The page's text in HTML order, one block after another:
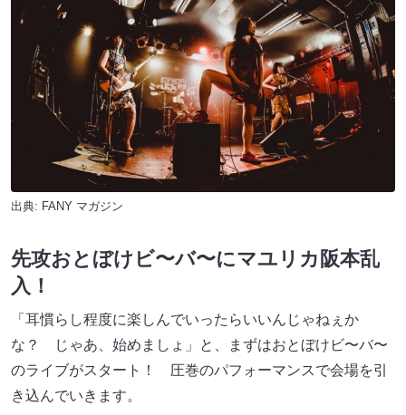
出典: FANY マガジン
先攻おとぼけビ〜バ〜にマユリカ阪本乱
入！
「耳慣らし程度に楽しんでいったらいいんじゃねぇか
な？ じゃあ、始めましょ」と、まずはおとぼけビ〜バ〜
のライブがスタート！ 圧巻のパフォーマンスで会場を引
き込んでいきます。